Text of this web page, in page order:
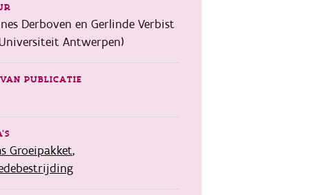
Derboven en Gerlinde Verbist
Universiteit Antwerpen)
PUBLICATIE
Groeipakket,